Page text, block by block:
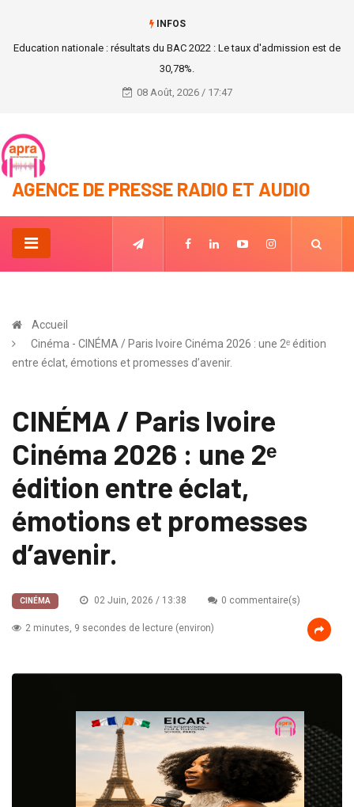
INFOS
#Info_Rapide : Mariam Dao Gabala visite le Président Alassane Ouattara.
08 Août, 2026 / 17:47
AGENCE DE PRESSE RADIO ET AUDIO
Accueil
Cinéma - CINÉMA / Paris Ivoire Cinéma 2026 : une 2ᵉ édition
entre éclat, émotions et promesses d’avenir.
CINÉMA / Paris Ivoire
Cinéma 2026 : une 2ᵉ
édition entre éclat,
émotions et promesses
d’avenir.
CINÉMA 02 Juin, 2026 / 13:38 0 commentaire(s)
2 minutes, 9 secondes de lecture (environ)